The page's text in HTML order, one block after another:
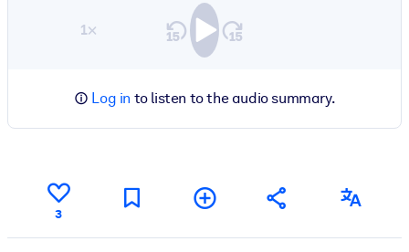
1×
Log in to listen to the audio summary.
3